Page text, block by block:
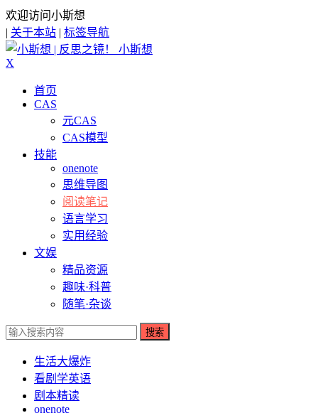
欢迎访问小斯想
| 关于本站 | 标签导航
小斯想
X
首页
CAS
元CAS
CAS模型
技能
onenote
思维导图
阅读笔记
语言学习
实用经验
文娱
精品资源
趣味·科普
随笔·杂谈
搜索
生活大爆炸
看剧学英语
剧本精读
onenote